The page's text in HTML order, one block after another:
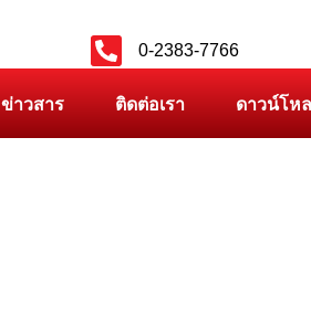
0-2383-7766
ข่าวสาร ติดต่อเรา ดาวน์โห